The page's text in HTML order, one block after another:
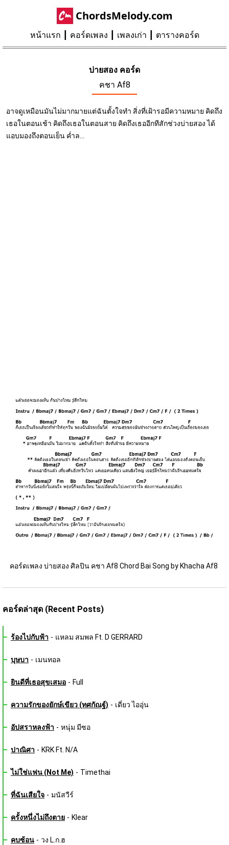
ChordsMelody.com
หน้าแรก คอร์ดเพลง เพลงเก่า ตารางคอร์ด
บ่ายสอง คอร์ด
คชา Af8
อาจดูเหมือนมันไม่มากมายแต่ฉันตั้งใจทำ สิ่งที่เฝ้ารอมีความหมาย คิดถึง
เธอในตอนเช้า คิดถึงเธอในตอนสาย คิดถึงเธออีกทีสักช่วงบ่ายสอง ได้
แอบมองถึงตอนเย็น ค่ำล...
คอร์ดเพลง บ่ายสอง ศิลปิน คชา Af8 Chord Bai Song by Khacha Af8
คอร์ดล่าสุด (Recent Posts)
ร้องไปกับฟ้า - แหลม สมพล Ft. D GERRARD
บุษบา - เมนทอล
ยินดีที่เธอสุขเสมอ - Full
ความรักของยักษ์เขียว (ทศกัณฐ์) - เดี่ยว ไออุ่น
อัปสราหลงฟ้า - หนุ่ม มีซอ
ปาณิศา - KRK Ft. N/A
ไม่ใช่แฟน (Not Me) - Timethai
ที่ฉันเสียใจ - มนัสวีร์
ครั้งหนึ่งไม่ถึงตาย - Klear
คบซ้อน - วง L.ก.ฮ